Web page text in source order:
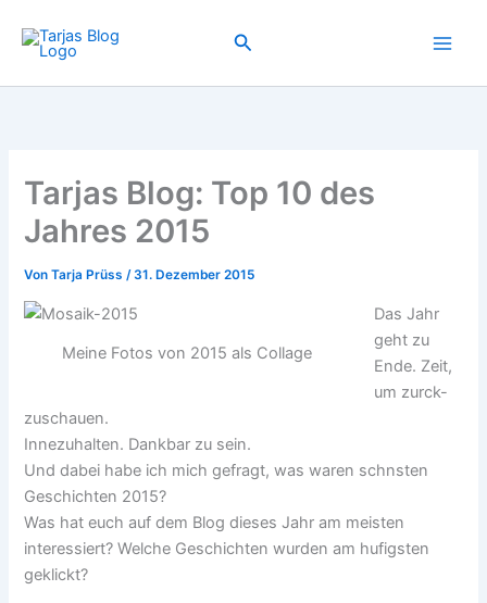
Inhalt
springen
Suchen
Tarjas Blog: Top 10 des
Jahres 2015
VonTarja Prüss/31. Dezember 2015
Meine Fotos von 2015 als Collage
Das Jahr
geht zu
Ende. Zeit,
um zurck-
zuschauen.
Innezuhalten. Dankbar zu sein.
Und dabei habe ich mich gefragt, was waren schnsten
Geschichten 2015?
Was hat euch auf dem Blog dieses Jahr am meisten
interessiert? Welche Geschichten wurden am hufigsten
geklickt?